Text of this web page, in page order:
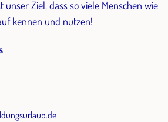
unser Ziel, dass so viele Menschen wie
kennen und nutzen!